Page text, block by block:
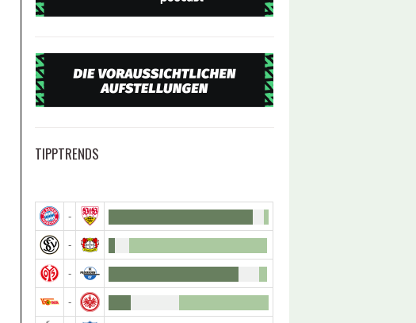
TIPPTRENDS
-
-
-
-